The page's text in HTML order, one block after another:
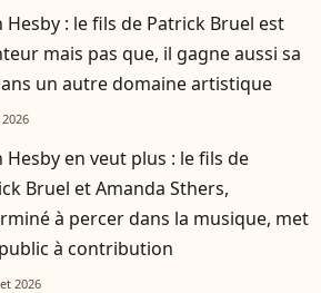
Hesby : le fils de Patrick Bruel est
mais pas que, il gagne aussi sa
un autre domaine artistique
Hesby en veut plus : le fils de
Bruel et Amanda Sthers,
à percer dans la musique, met
à contribution
2026